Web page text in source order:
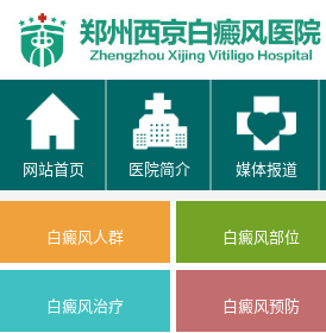
网站首页 医院简介 媒体报道
白癜风人群 白癜风部位
白癜风治疗 白癜风预防